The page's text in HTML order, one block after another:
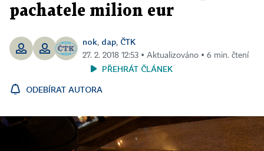
pachatele milion eur
nok, dap, ČTK
27. 2. 2018 12:53 ▪ Aktualizováno ▪ 6 min. čtení
PŘEHRÁT ČLÁNEK
ODEBÍRAT AUTORA